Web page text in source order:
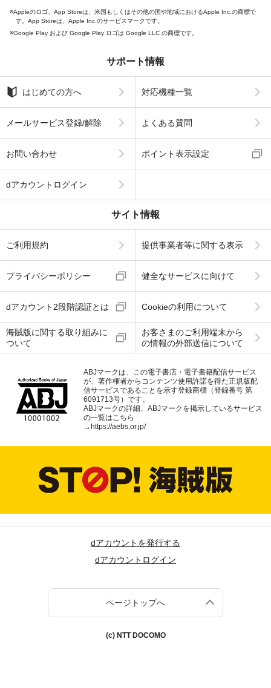
Appleのロゴ、App Storeは、米国もしくはその他の国や地域におけるApple Inc.の商標で
す。App Storeは、Apple Inc.のサービスマークです。
Google Play および Google Play ロゴは Google LLC の商標です。
サポート情報
はじめての方へ 対応機種一覧
メールサービス登録/解除 よくある質問
お問い合わせ ポイント表示設定
dアカウントログイン
サイト情報
ご利用規約 提供事業者等に関する表示
プライバシーポリシー 健全なサービスに向けて
dアカウント2段階認証とは Cookieの利用について
海賊版に関する取り組みに
ついて
お客さまのご利用端末から
の情報の外部送信について
ABJマークは、この電子書店・電子書籍配信サービス
が、著作権者からコンテンツ使用許諾を得た正規版配
信サービスであることを示す登録商標（登録番号 第
6091713号）です。
ABJマークの詳細、ABJマークを掲示しているサービス
の一覧はこちら
→https://aebs.or.jp/
dアカウントを発行する
dアカウントログイン
ページトップへ
(c) NTT DOCOMO